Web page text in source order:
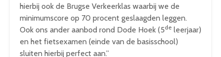
hierbij ook de Brugse Verkeerklas waarbij we de
minimumscore op 70 procent geslaagden leggen.
Ook ons ander aanbod rond Dode Hoek (5de leerjaar)
en het fietsexamen (einde van de basisschool)
sluiten hierbij perfect aan.”